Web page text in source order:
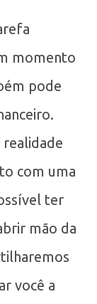
momento
pode
com uma
ter
mão da
você a